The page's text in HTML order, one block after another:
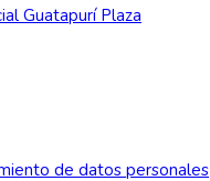
de datos personales